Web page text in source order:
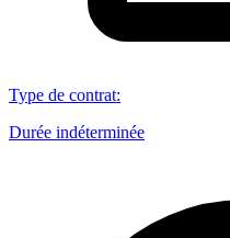
Type de contrat:
Durée indéterminée